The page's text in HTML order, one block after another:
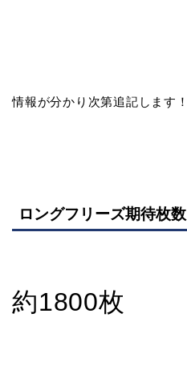
情報が分かり次第追記します！
ロングフリーズ期待枚数
約1800枚